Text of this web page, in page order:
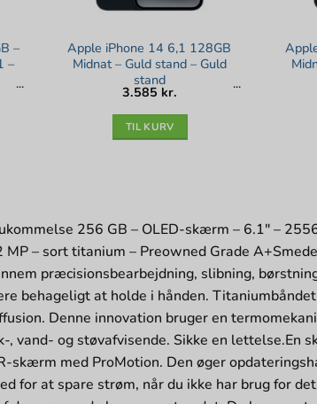
–
–
Apple iPhone 14 6,1 128GB
Midnat – Guld stand – Guld
stand
3.585 kr.
TIL KURV
256 GB – OLED-skærm – 6.1″ –
– sort titanium – Preowned Grade
præcisionsbearbejdning, slibning,
behageligt at holde i hånden.
Denne innovation bruger en
vand- og støvafvisende. Sikke en lettelse.En
skærm med ProMotion. Den øger
for at spare strøm, når du ikke har brug for